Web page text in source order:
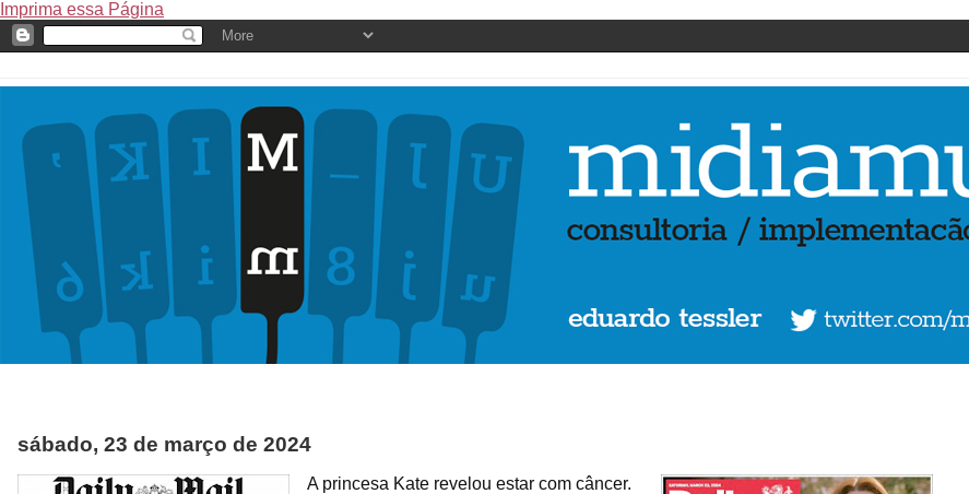
Imprima essa Página
sábado, 23 de março de 2024
A princesa Kate revelou estar com câncer.